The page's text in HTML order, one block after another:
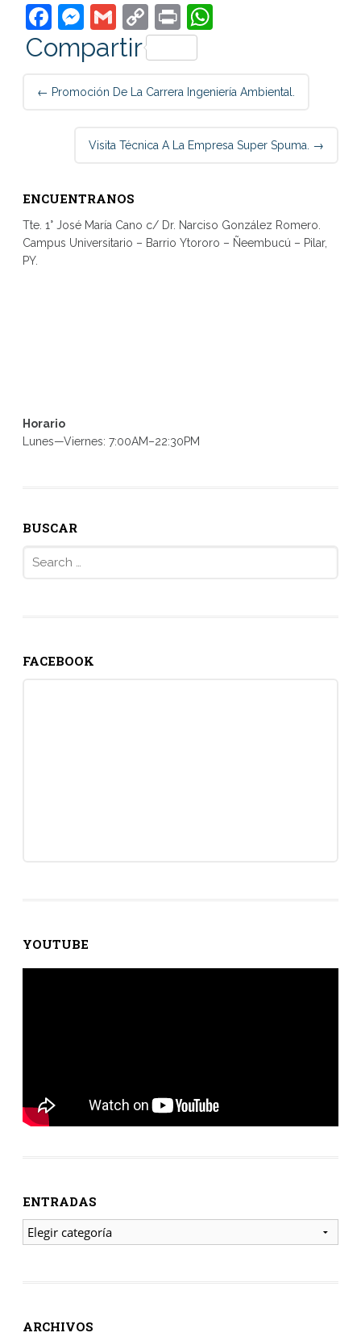
Facebook
Messenger
Gmail
Copy
Link
PrintWhatsApp
Compartir
Post
navigation
← Promoción De La Carrera Ingeniería Ambiental.
Visita Técnica A La Empresa Super Spuma. →
ENCUENTRANOS
Tte. 1° José María Cano c/ Dr. Narciso González Romero.
Campus Universitario – Barrio Ytororo – Ñeembucú – Pilar,
PY.
Horario
Lunes—Viernes: 7:00AM–22:30PM
BUSCAR
FACEBOOK
YOUTUBE
ENTRADAS
ENTRADAS
ARCHIVOS